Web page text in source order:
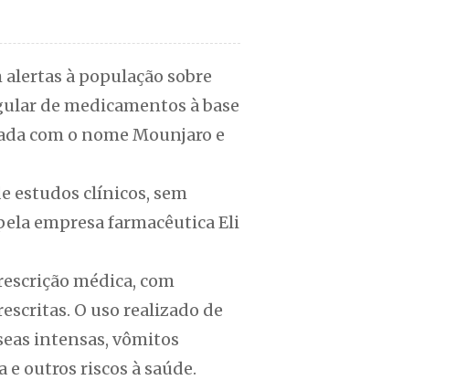
à população sobre
de medicamentos à base
com o nome Mounjaro e
estudos clínicos, sem
empresa farmacêutica Eli
médica, com
O uso realizado de
intensas, vômitos
outros riscos à saúde.